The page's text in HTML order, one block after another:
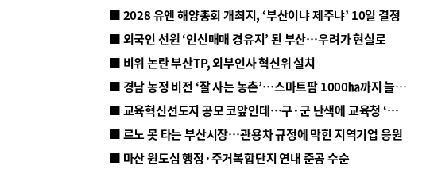
■ 2028 유엔 해양총회 개최지, ‘부산이냐 제주냐’ 10일 결정
■ 외국인 선원 ‘인신매매 경유지’ 된 부산…우려가 현실로
■ 비위 논란 부산TP, 외부인사 혁신위 설치
■ 경남 농정 비전 ‘잘 사는 농촌’…스마트팜 1000㏊까지 늘린다
■ 교육혁신선도지 공모 코앞인데…구·군 난색에 교육청 ‘쩔쩔’
■ 르노 못 타는 부산시장…관용차 규정에 막힌 지역기업 응원
■ 마산 원도심 행정·주거복합단지 연내 준공 수순